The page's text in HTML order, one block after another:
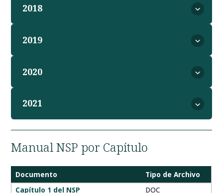
2018
2019
2020
2021
Manual NSP por Capítulo
Capítulos
Documento
Tipo de Archivo
Capítulo 1 del NSP
DOC